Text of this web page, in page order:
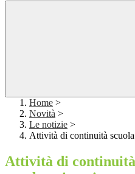
Home >
Novità >
Le notizie >
Attività di continuità
Attività di